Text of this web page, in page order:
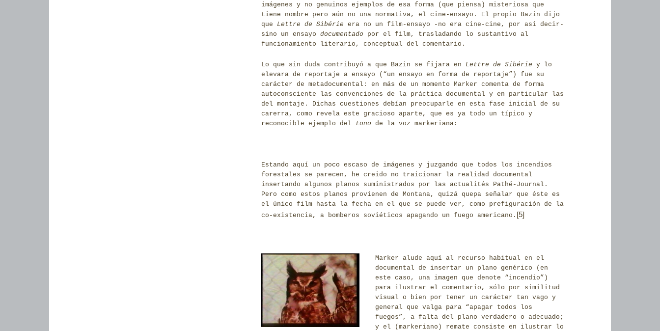
imágenes y no genuinos ejemplos de esa forma (que piensa) misteriosa que
tiene nombre pero aún no una normativa, el cine-ensayo. El propio Bazin dijo
que Lettre de Sibérie era no un film-ensayo -no era cine-cine, por así decir-
sino un ensayo documentado por el film, trasladando lo sustantivo al
funcionamiento literario, conceptual del comentario.
Lo que sin duda contribuyó a que Bazin se fijara en Lettre de Sibérie y lo
elevara de reportaje a ensayo (“un ensayo en forma de reportaje”) fue su
carácter de metadocumental: en más de un momento Marker comenta de forma
autoconsciente las convenciones de la práctica documental y en particular las
del montaje. Dichas cuestiones debían preocuparle en esta fase inicial de su
carerra, como revela este gracioso aparte, que es ya todo un típico y
reconocible ejemplo del tono de la voz markeriana:
Estando aquí un poco escaso de imágenes y juzgando que todos los incendios
forestales se parecen, he creido no traicionar la realidad documental
insertando algunos planos suministrados por las actualités Pathé-Journal.
Pero como estos planos provienen de Montana, quizá quepa señalar que éste es
el único film hasta la fecha en el que se puede ver, como prefiguración de la
co-existencia, a bomberos soviéticos apagando un fuego americano. [5]
Marker alude aquí al recurso habitual en el
documental de insertar un plano genérico (en
este caso, una imagen que denote “incendio”)
para ilustrar el comentario, sólo por similitud
visual o bien por tener un carácter tan vago y
general que valga para “apagar todos los
fuegos”, a falta del plano verdadero o adecuado;
y el (markeriano) remate consiste en ilustrar lo